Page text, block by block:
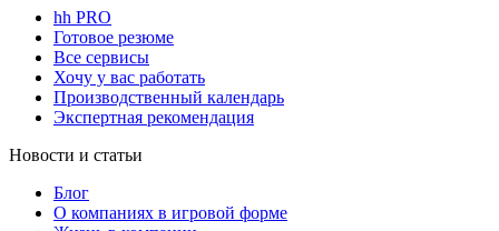
hh PRO
Готовое резюме
Все сервисы
Хочу у вас работать
Производственный календарь
Экспертная рекомендация
Новости и статьи
Блог
О компаниях в игровой форме